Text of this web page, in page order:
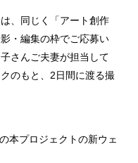
、同じく「アート創作
・編集の枠でご応募い
さんご夫妻が担当して
のもと、2日間に渡る撮
本プロジェクトの新ウェ